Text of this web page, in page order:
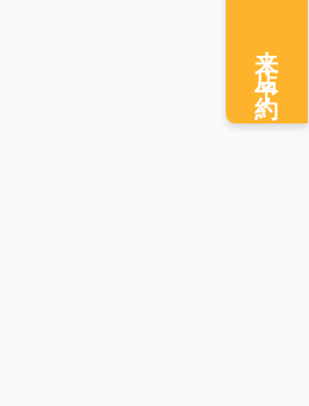
来店予約